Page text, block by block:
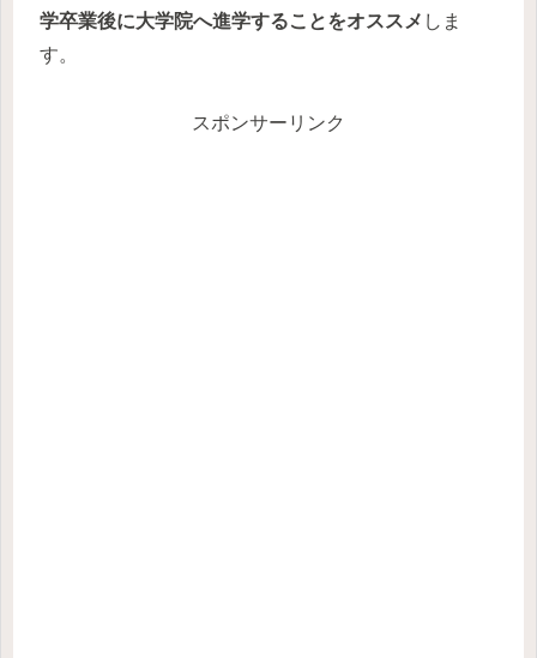
学卒業後に大学院へ進学することをオススメ しま
す。
スポンサーリンク